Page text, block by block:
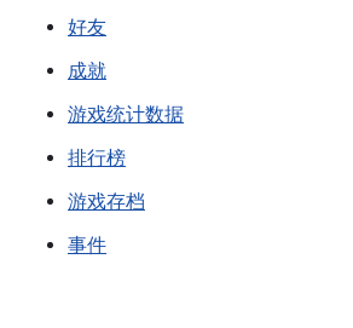
好友
成就
游戏统计数据
排行榜
游戏存档
事件